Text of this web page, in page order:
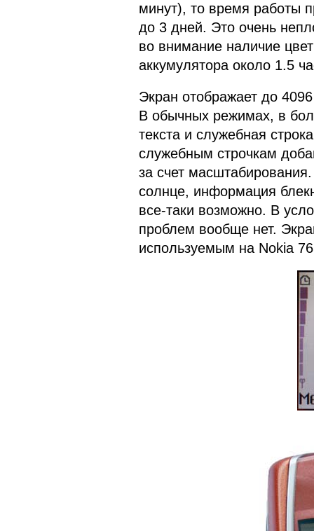
минут), то время работы
до 3 дней. Это очень
во внимание наличие
аккумулятора около 1.5
Экран отображает до
В обычных режимах, в
текста и служебная
служебным строчкам
за счет
солнце, информация
все-таки возможно. В
проблем вообще нет.
используемым на Nokia